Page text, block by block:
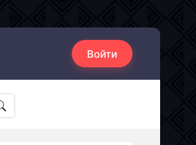
Войти